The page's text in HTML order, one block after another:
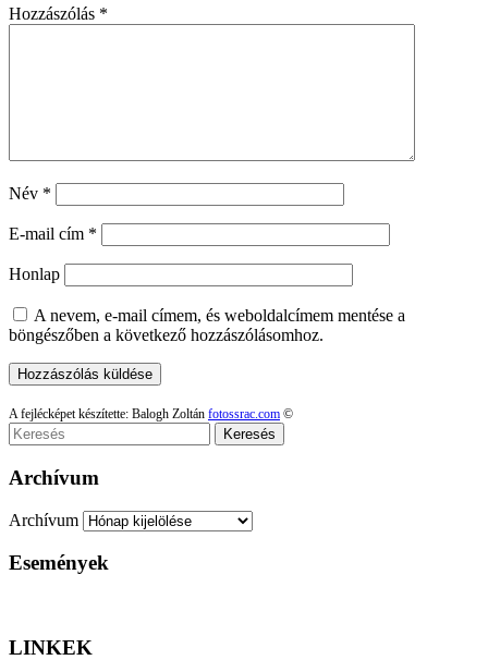
Hozzászólás *
Név *
E-mail cím *
Honlap
A nevem, e-mail címem, és weboldalcímem mentése a
böngészőben a következő hozzászólásomhoz.
A fejlécképet készítette: Balogh Zoltán fotossrac.com ©
Keresés
Archívum
Archívum
Események
LINKEK